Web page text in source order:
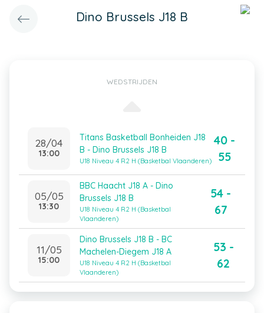
Dino Brussels J18 B
WEDSTRIJDEN
28/04
13:00
Titans Basketball Bonheiden J18
B - Dino Brussels J18 B
U18 Niveau 4 R2 H (Basketbal Vlaanderen)
40 -
55
05/05
13:30
BBC Haacht J18 A - Dino
Brussels J18 B
U18 Niveau 4 R2 H (Basketbal
Vlaanderen)
54 -
67
11/05
15:00
Dino Brussels J18 B - BC
Machelen-Diegem J18 A
U18 Niveau 4 R2 H (Basketbal
Vlaanderen)
53 -
62